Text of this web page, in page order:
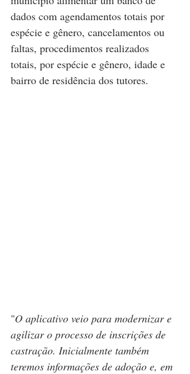
dados com agendamentos totais por
espécie e gênero, cancelamentos ou
faltas, procedimentos realizados
totais, por espécie e gênero, idade e
bairro de residência dos tutores.
"O aplicativo veio para modernizar e
agilizar o processo de inscrições de
castração. Inicialmente também
teremos informações de adoção e, em